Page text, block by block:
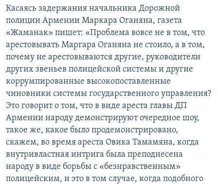
поиску
РЕГИОН
НАГОРНЫЙ КАРАБАХ
СПОРТ
АРХИВ
Հայերեն
English
Все сайты Радио Азатутюн
Касаясь задержания начальника Дорожной
полиции Армении Маркара Оганяна, газета
«Жаманак» пишет: «Проблема вовсе не в том, что
арестовывать Маргара Оганяна не стоило, а в том,
почему не арестовываются другие, руководители
других звеньев полицейской системы и другие
коррумпированные высокопоставленные
чиновники системы государственного управления?
Это говорит о том, что в виде ареста главы ДП
Армении народу демонстрируют очередное шоу,
такое же, какое было продемонстрировано,
скажем, во время ареста Овика Тамамяна, когда
внутривластная интрига была преподнесена
народу в виде борьбы с «безнравственным»
полицейским, и это в том случае, когда подобного